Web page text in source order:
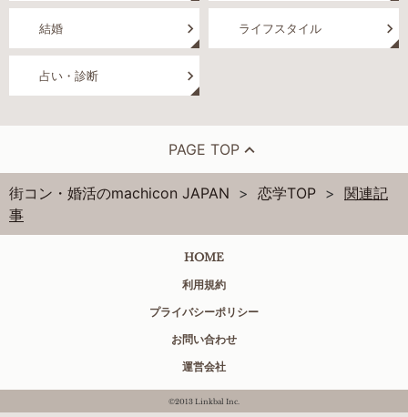
結婚 ライフスタイル
占い・診断
PAGE TOP
街コン・婚活のmachicon JAPAN 恋学TOP
関連記
事
HOME
利用規約
プライバシーポリシー
お問い合わせ
運営会社
©2013 Linkbal Inc.